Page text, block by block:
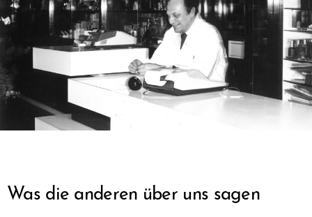
Was die anderen über uns sagen